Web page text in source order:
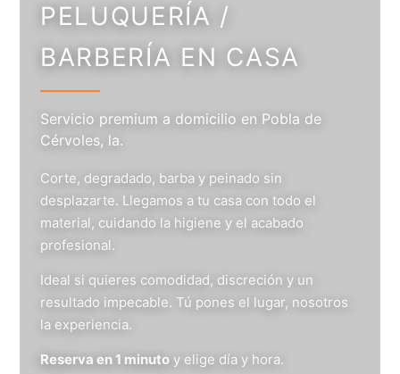
PELUQUERÍA /
BARBERÍA EN CASA
Servicio premium a domicilio en Pobla de
Cérvoles, la.
Corte, degradado, barba y peinado sin
desplazarte. Llegamos a tu casa con todo el
material, cuidando la higiene y el acabado
profesional.
Ideal si quieres comodidad, discreción y un
resultado impecable. Tú pones el lugar, nosotros
la experiencia.
Reserva en 1 minuto y elige día y hora.